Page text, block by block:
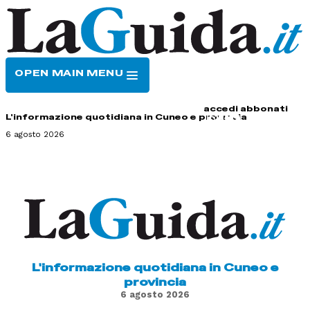
OPEN MAIN MENU
accedi abbonati
L'informazione quotidiana in Cuneo e provincia
6 agosto 2026
L'informazione quotidiana in Cuneo e
provincia
6 agosto 2026